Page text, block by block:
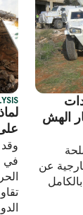
الهش
عن
وقد
في